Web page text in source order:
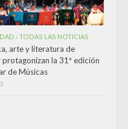
/TODAS LAS NOTICIAS
arte y literatura de
protagonizan la 31ª edición
de Músicas